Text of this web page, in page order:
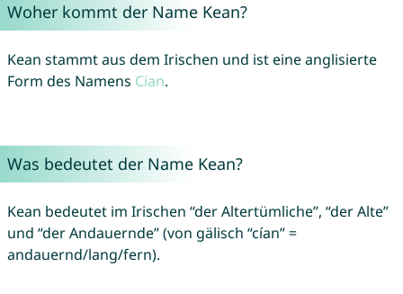
Woher kommt der Name Kean?
Kean stammt aus dem Irischen und ist eine anglisierte
Form des Namens Cian.
Was bedeutet der Name Kean?
Kean bedeutet im Irischen “der Altertümliche”, “der Alte”
und “der Andauernde” (von gälisch “cían” =
andauernd/lang/fern).